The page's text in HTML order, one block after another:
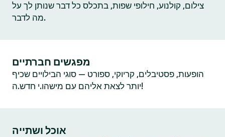
צילום, קולנוע, חילופי שפות, בתכלס כל דבר שנותן לך על
מה לדבר.
מפגשים חברתיים
הופעות, פסטיבלים, קריוקי, ספורט — סוגי הבילויים שכיף
יותר לצאת אליהם עם מישהו.י חדש.ה!
אוכל ושתייה